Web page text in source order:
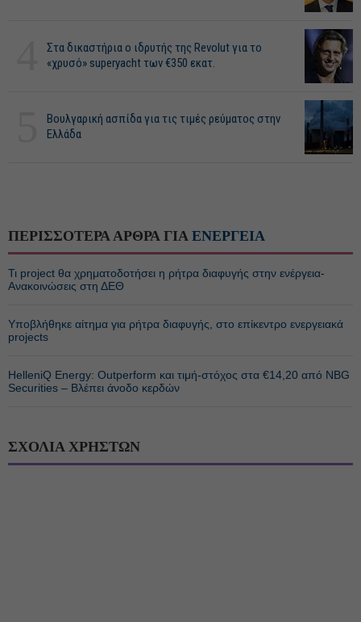
Στα δικαστήρια ο ιδρυτής της Revolut για το
«χρυσό» superyacht των €350 εκατ.
Βουλγαρική ασπίδα για τις τιμές ρεύματος στην
Ελλάδα
ΠΕΡΙΣΣΟΤΕΡΑ ΑΡΘΡΑ ΓΙΑ ΕΝΕΡΓΕΙΑ
Τι project θα χρηματοδοτήσει η ρήτρα διαφυγής στην ενέργεια-
Ανακοινώσεις στη ΔΕΘ
Υποβλήθηκε αίτημα για ρήτρα διαφυγής, στο επίκεντρο ενεργειακά
projects
HelleniQ Energy: Outperform και τιμή-στόχος στα €14,20 από NBG
Securities – Βλέπει άνοδο κερδών
ΣΧΟΛΙΑ ΧΡΗΣΤΩΝ